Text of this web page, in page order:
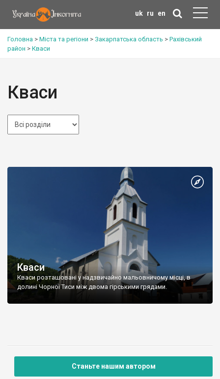
uk ru en
Головна > Міста та регіони > Закарпатська область > Рахівський
район > Кваси
Кваси
Кваси
Кваси розташовані у надзвичайно мальовничому місці, в
долині Чорної Тиси між двома гірськими грядами.
Станьте нашим автором